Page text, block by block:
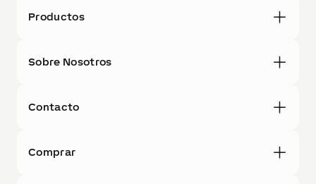
Productos
Sobre Nosotros
Contacto
Comprar